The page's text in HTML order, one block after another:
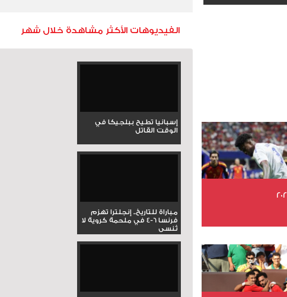
الفيديوهات الأكثر مشاهدة خلال شهر
إسبانيا تطيح ببلجيكا في
الوقت القاتل
مباراة للتاريخ.. إنجلترا تهزم
فرنسا 6-4 في ملحمة كروية لا
تُنسى